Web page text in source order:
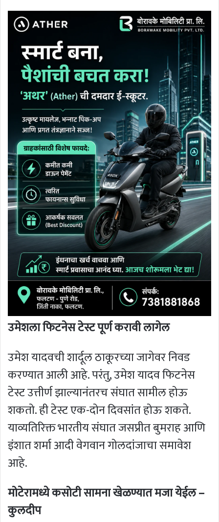
उमेशला फिटनेस टेस्ट पूर्ण करावी लागेल
उमेश यादवची शार्दूल ठाकूरच्या जागेवर निवड
करण्यात आली आहे. परंतु, उमेश यादव फिटनेस
टेस्ट उत्तीर्ण झाल्यानंतरच संघात सामील होऊ
शकतो. ही टेस्ट एक-दोन दिवसांत होऊ शकते.
याव्यतिरिक्त भारतीय संघात जसप्रीत बुमराह आणि
इंशात शर्मा आदी वेगवान गोलदांजाचा समावेश
आहे.
मोटेरामध्ये कसोटी सामना खेळण्यात मजा येईल –
कुलदीप